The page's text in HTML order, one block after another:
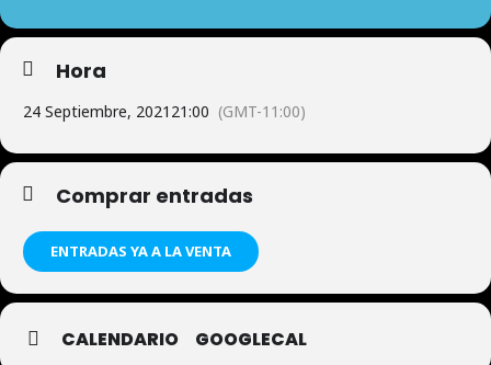
Hora
24 Septiembre, 2021 21:00 (GMT-11:00)
Comprar entradas
ENTRADAS YA A LA VENTA
CALENDARIO GOOGLECAL